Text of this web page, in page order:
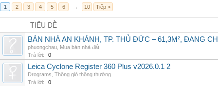
1 2 3 4 5 6 → 10 Tiếp >
TIÊU ĐỀ
BÁN NHÀ AN KHÁNH, TP. THỦ ĐỨC – 61,3M², ĐANG
phuongchau Mua bán nhà đất
Trả lời:
0
Leica Cyclone Register 360 Plus v2026.0.1 2
Drograms Thông gió thông thường
Trả lời:
0